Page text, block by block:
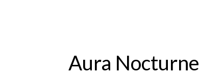
Aura Nocturne